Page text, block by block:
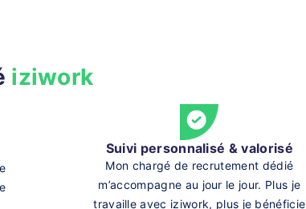
iziwork
Suivi personnalisé & valorisé
Mon chargé de recrutement dédié
m’accompagne au jour le jour. Plus je
travaille avec iziwork, plus je bénéficie